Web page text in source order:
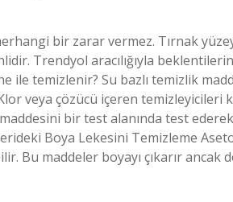
bir zarar vermez. Tırnak
Trendyol aracılığıyla
ile temizlenir? Su bazlı temizlik
veya çözücü içeren temizleyicileri
bir test alanında test
Boya Lekesini Temizleme
Bu maddeler boyayı çıkarır